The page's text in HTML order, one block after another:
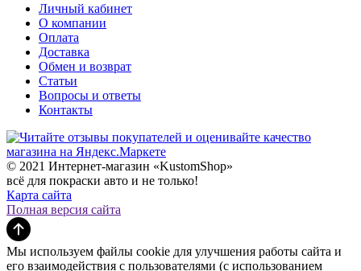
Личный кабинет
О компании
Оплата
Доставка
Обмен и возврат
Статьи
Вопросы и ответы
Контакты
© 2021 Интернет-магазин «KustomShop»
всё для покраски авто и не только!
Карта сайта
Полная версия сайта
Мы используем файлы cookie для улучшения работы сайта и
его взаимодействия с пользователями (с использованием